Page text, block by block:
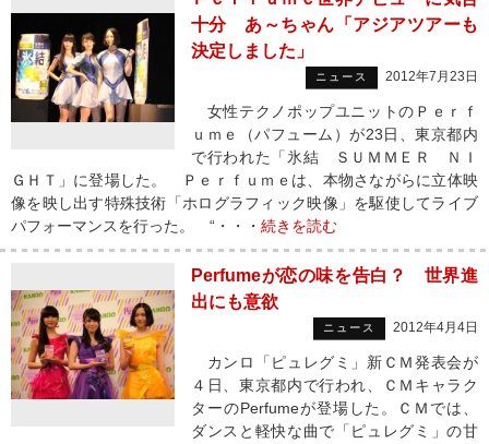
十分 あ～ちゃん「アジアツアーも
決定しました」
ニュース 2012年7月23日
女性テクノポップユニットのＰｅｒｆ
ｕｍｅ（パフューム）が23日、東京都内
で行われた「氷結 ＳＵＭＭＥＲ ＮＩ
ＧＨＴ」に登場した。 Ｐｅｒｆｕｍｅは、本物さながらに立体映
像を映し出す特殊技術「ホログラフィック映像」を駆使してライブ
パフォーマンスを行った。 “・・・ 続きを読む
Perfumeが恋の味を告白？ 世界進
出にも意欲
ニュース 2012年4月4日
カンロ「ピュレグミ」新ＣＭ発表会が
４日、東京都内で行われ、ＣＭキャラク
ターのPerfumeが登場した。ＣＭでは、
ダンスと軽快な曲で「ピュレグミ」の甘